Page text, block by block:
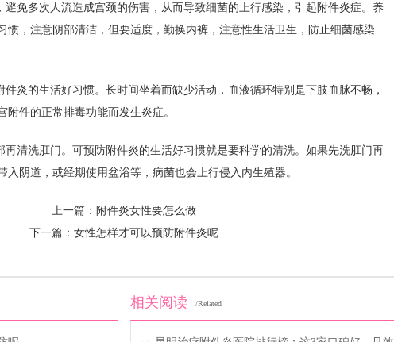
避免多次人流造成宫颈的伤害，从而导致细菌的上行感染，引起附件炎症。养
惯，注意阴部清洁，但要适度，勤换内裤，注意性生活卫生，防止细菌感染
件炎的生活好习惯。长时间坐着而缺少活动，血液循环特别是下肢血脉不畅，
附件的正常排毒功能而发生炎症。
再清洗肛门。可预防附件炎的生活好习惯就是要科学的清洗。如果先洗肛门再
入阴道，或经期使用盆浴等，病菌也会上行侵入内生殖器。
上一篇： 附件炎女性要怎么做
下一篇： 女性怎样才可以预防附件炎呢
相关阅读 /Related